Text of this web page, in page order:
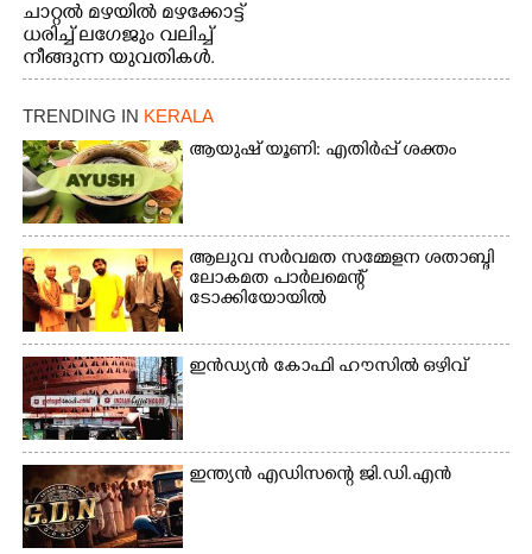
ചാറ്റൽ മഴയിൽ മഴക്കോട്ട്
ധരിച്ച് ലഗേജും വലിച്ച്
നീങ്ങുന്ന യുവതികൾ.
എറണാകുളം മേനകയിൽ
നിന്നുള്ള കാഴ്ച
TRENDING IN KERALA
ആയുഷ് യൂണി: എതിർപ്പ് ശക്തം
ആലുവ സർവമത സമ്മേളന ശതാബ്ദി
ലോകമത പാർലമെന്റ്
ടോക്കിയോയിൽ
ഇൻഡ്യൻ കോഫി ഹൗസിൽ ഒഴിവ്
ഇന്ത്യൻ എഡിസന്റെ ജി.ഡി.എൻ